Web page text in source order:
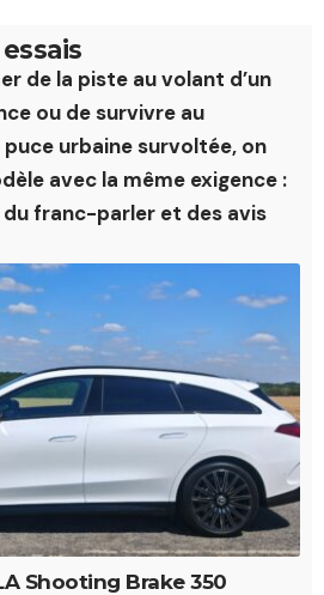
de la piste au volant d’un
ou de survivre au
urbaine survoltée, on
avec la même exigence :
du franc-parler et des avis
Shooting Brake 350